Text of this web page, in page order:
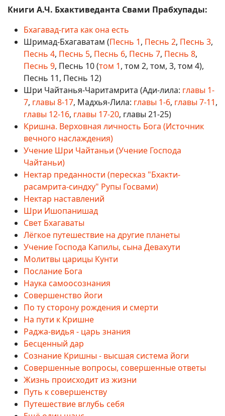
Книги А.Ч. Бхактиведанта Свами Прабхупады:
Бхагавад-гита как она есть
Шримад-Бхагаватам (Песнь 1, Песнь 2, Песнь 3,
Песнь 4, Песнь 5, Песнь 6, Песнь 7, Песнь 8,
Песнь 9, Песнь 10 (том 1, том 2, том, 3, том 4),
Песнь 11, Песнь 12)
Шри Чайтанья-Чаритамрита (Ади-лила: главы 1-
7, главы 8-17, Мадхья-Лила: главы 1-6, главы 7-11,
главы 12-16, главы 17-20, главы 21-25)
Кришна. Верховная личность Бога (Источник
вечного наслаждения)
Учение Шри Чайтаньи (Учение Господа
Чайтаньи)
Нектар преданности (пересказ "Бхакти-
расамрита-синдху" Рупы Госвами)
Нектар наставлений
Шри Ишопанишад
Свет Бхагаваты
Лёгкое путешествие на другие планеты
Учение Господа Капилы, сына Девахути
Молитвы царицы Кунти
Послание Бога
Наука самоосознания
Совершенство йоги
По ту сторону рождения и смерти
На пути к Кришне
Раджа-видья - царь знания
Бесценный дар
Сознание Кришны - высшая система йоги
Совершенные вопросы, совершенные ответы
Жизнь происходит из жизни
Путь к совершенству
Путешествие вглубь себя